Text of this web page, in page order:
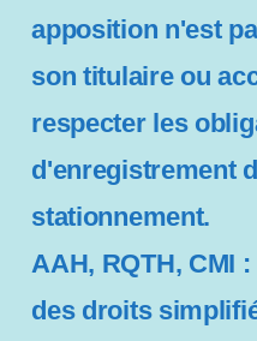
apposition n'est
son titulaire ou
respecter les
d'enregistrement
stationnement.
AAH, RQTH, CMI
des droits